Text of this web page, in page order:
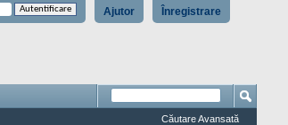
Înregistrare
Ajutor
Căutare Avansată